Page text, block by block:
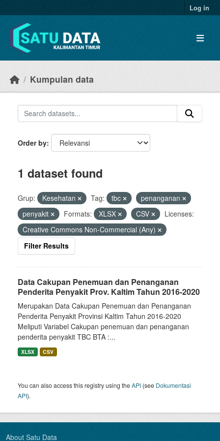
Log in
Kumpulan data
Order by
1 dataset found
Grup: Kesehatan Tag: tbc
penanganan
penyakit
Formats: XLSX CSV
Licenses:
Creative Commons Non-Commercial (Any)
Filter Results
Data Cakupan Penemuan dan Penanganan
Penderita Penyakit Prov. Kaltim Tahun 2016-2020
Merupakan Data Cakupan Penemuan dan Penanganan
Penderita Penyakit Provinsi Kaltim Tahun 2016-2020
Meliputi Variabel Cakupan penemuan dan penanganan
penderita penyakit TBC BTA :...
XLSX CSV
You can also access this registry using theAPI (see Dokumentasi
API).
About Satu Data